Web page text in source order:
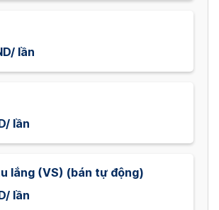
lần
lần
lắng (VS) (bán tự động)
lần